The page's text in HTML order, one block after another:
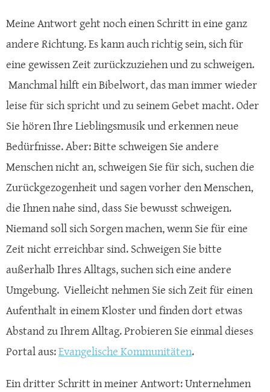
Meine Antwort geht noch einen Schritt in eine ganz
andere Richtung. Es kann auch richtig sein, sich für
eine gewissen Zeit zurückzuziehen und zu schweigen.
Manchmal hilft ein Bibelwort, das man immer wieder
leise für sich spricht und zu seinem Gebet macht. Oder
Sie hören Ihre Lieblingsmusik und erkennen neue
Bedürfnisse. Aber: Bitte schweigen Sie andere
Menschen nicht an, schweigen Sie für sich, suchen die
Zurückgezogenheit und sagen vorher den Menschen,
die Ihnen nahe sind, dass Sie bewusst schweigen.
Niemand soll sich Sorgen machen, wenn Sie für eine
Zeit nicht erreichbar sind. Schweigen Sie bitte
außerhalb Ihres Alltags, suchen sich eine andere
Umgebung. Vielleicht nehmen Sie sich Zeit für einen
Aufenthalt in einem Kloster und finden dort etwas
Abstand zu Ihrem Alltag. Probieren Sie einmal dieses
Portal aus:Evangelische Kommunitäten.
Ein dritter Schritt in meiner Antwort: Unternehmen